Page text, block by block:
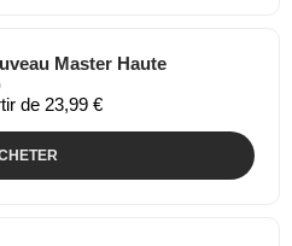
Master Haute
de 23,99 €